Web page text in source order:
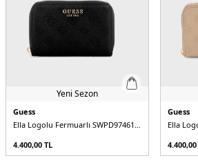
Yeni Sezon
Guess
Ella Logolu Fermuarlı SWPD9746140 Kadın Cüzdan
4.400,00 TL
Guess
4.400,00